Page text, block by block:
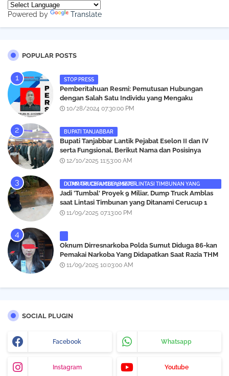
Powered by Translate
POPULAR POSTS
STOP PRESS
Pemberitahuan Resmi: Pemutusan Hubungan
dengan Salah Satu Individu yang Mengaku
Wartawan Analisismedia.com
10/28/2024 07:30:00 PM
BUPATI TANJABBAR
‎Bupati Tanjabbar Lantik Pejabat Eselon II dan IV
serta Fungsional, Berikut Nama dan Posisinya
12/10/2025 11:53:00 AM
DUMP TRUCK AMBLAS SAAT LINTASI TIMBUNAN YANG DITANAMI CERUCUP 3 METER
‎Jadi 'Tumbal' Proyek 9 Miliar, Dump Truck Amblas
saat Lintasi Timbunan yang Ditanami Cerucup 1
Meter
11/09/2025 07:13:00 PM
Oknum Dirresnarkoba Polda Sumut Diduga 86-kan
Pemakai Narkoba Yang Didapatkan Saat Razia THM
Black Owl, Propam Diminta Bertindak
11/09/2025 10:03:00 AM
SOCIAL PLUGIN
Facebook Whatsapp
Instagram Youtube